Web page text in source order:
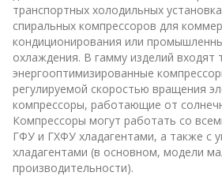
транспортных холодильных
спиральных компрессоров для
кондиционирования или
охлаждения. В гамму изделий входят
энергооптимизированные
регулируемой скоростью вращения
компрессоры, работающие от
Компрессоры могут работать со
ГФУ и ГХФУ хладагентами, а также с
хладагентами (в основном, модели
производительности).